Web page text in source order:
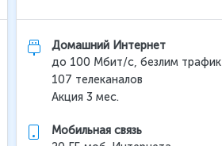
Домашний Интернет
до 100 Мбит/с, безлим трафик
107 телеканалов
Акция 3 мес.
Мобильная связь